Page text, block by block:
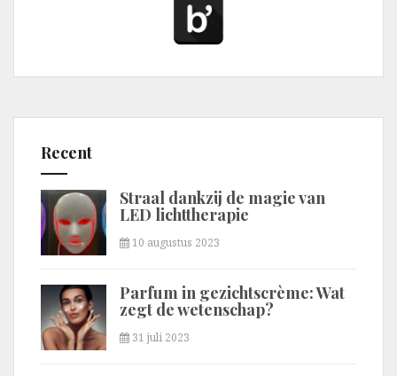
Recent
Straal dankzij de magie van
LED lichttherapie
10 augustus 2023
Parfum in gezichtscrème: Wat
zegt de wetenschap?
31 juli 2023